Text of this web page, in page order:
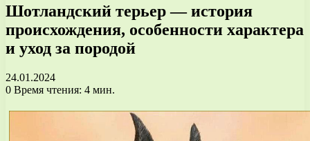
Шотландский терьер — история
происхождения, особенности характера
и уход за породой
24.01.2024
0 Время чтения: 4 мин.